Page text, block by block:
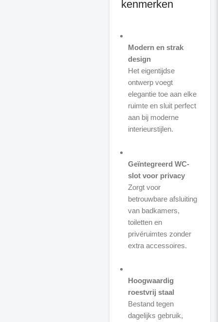
kenmerken
Modern en strak
design
Het eigentijdse
ontwerp voegt
elegantie toe aan elke
ruimte en sluit perfect
aan bij moderne
interieurstijlen.
Geïntegreerd WC-
slot voor privacy
Zorgt voor
betrouwbare afsluiting
van badkamers,
toiletten en
privéruimtes zonder
extra accessoires.
Hoogwaardig
roestvrij staal
Bestand tegen
dagelijks gebruik,